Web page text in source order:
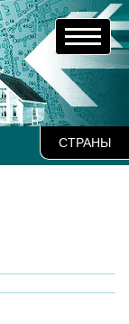
СТРАНЫ